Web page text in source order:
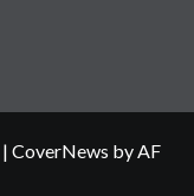
| CoverNews by AF